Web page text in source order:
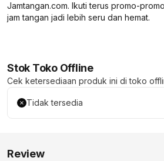
Jamtangan.com. Ikuti terus promo-
jam tangan jadi lebih seru dan hemat.
Stok Toko Offline
Cek ketersediaan produk ini di toko
Tidak tersedia
Review